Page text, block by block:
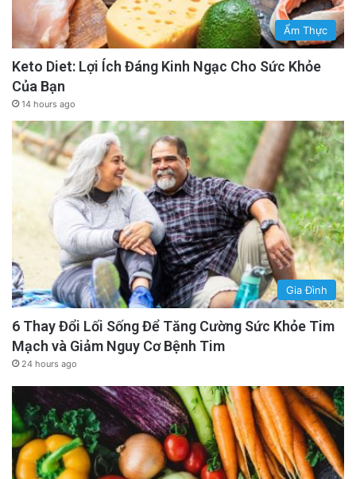
Ẩm Thực
Keto Diet: Lợi Ích Đáng Kinh Ngạc Cho Sức Khỏe
Của Bạn
14 hours ago
Gia Đình
6 Thay Đổi Lối Sống Để Tăng Cường Sức Khỏe Tim
Mạch và Giảm Nguy Cơ Bệnh Tim
24 hours ago